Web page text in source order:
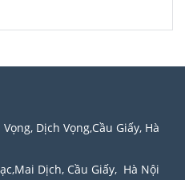
Dịch Vọng,Cầu Giấy, Hà
Dịch, Cầu Giấy, Hà Nội